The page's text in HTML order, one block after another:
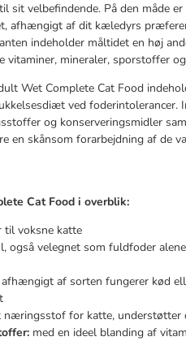
sit velbefindende. På den måde
afhængigt af dit kæledyrs
indeholder måltidet en høj
mineraler, sporstoffer
Wet Complete Cat Food
ved
og konserveringsmidler
en skånsom forarbejdning af de
Cat Food i overblik:
til voksne katte
også velegnet som fuldfoder alene
afhængigt af sorten fungerer kød
næringsstof for katte, understøtter
med en ideel blanding af